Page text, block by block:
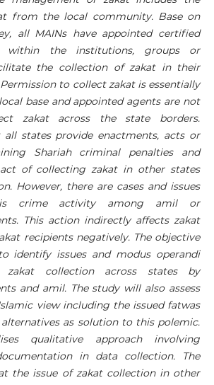
from the local community. Base on
all MAINs have appointed certified
the institutions, groups or
the collection of zakat in their
to collect zakat is essentially
base and appointed agents are not
zakat across the state borders.
all states provide enactments, acts or
Shariah criminal penalties and
of collecting zakat in other states
However, there are cases and issues
crime activity among amil or
This action indirectly affects zakat
recipients negatively. The objective
identify issues and modus operandi
zakat collection across states by
and amil. The study will also assess
view including the issued fatwas
as solution to this polemic.
qualitative approach involving
in data collection. The
the issue of zakat collection in other